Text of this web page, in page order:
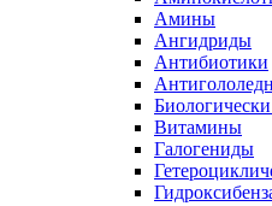
Амины
Ангидриды
Антибиотики
Витамины
Галогениды